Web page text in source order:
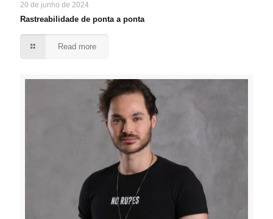
20 de junho de 2024
Rastreabilidade de ponta a ponta
Read more